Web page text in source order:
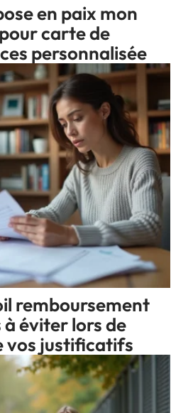
en paix mon
carte de
personnalisée
remboursement
à éviter lors de
vos justificatifs